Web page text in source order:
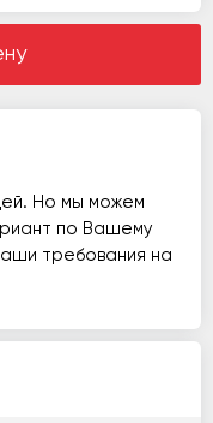
Но мы можем
по Вашему
требования на